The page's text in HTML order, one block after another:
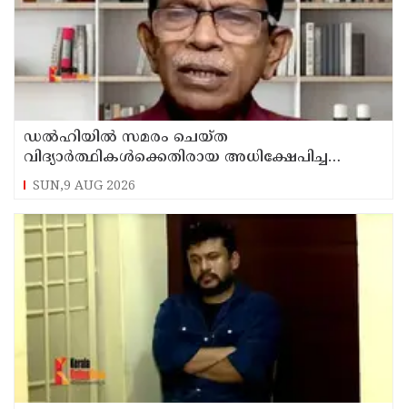
ഡൽഹിയിൽ സമരം ചെയ്ത
വിദ്യാർത്ഥികൾക്കെതിരായ അധിക്ഷേപിച്ച
കേസില്‍ സംഘപരിവാർ സഹയാത്രികൻ ടി ജി
മോഹന്‍ദാസ് കസ്റ്റഡിയിൽ
SUN,9 AUG 2026